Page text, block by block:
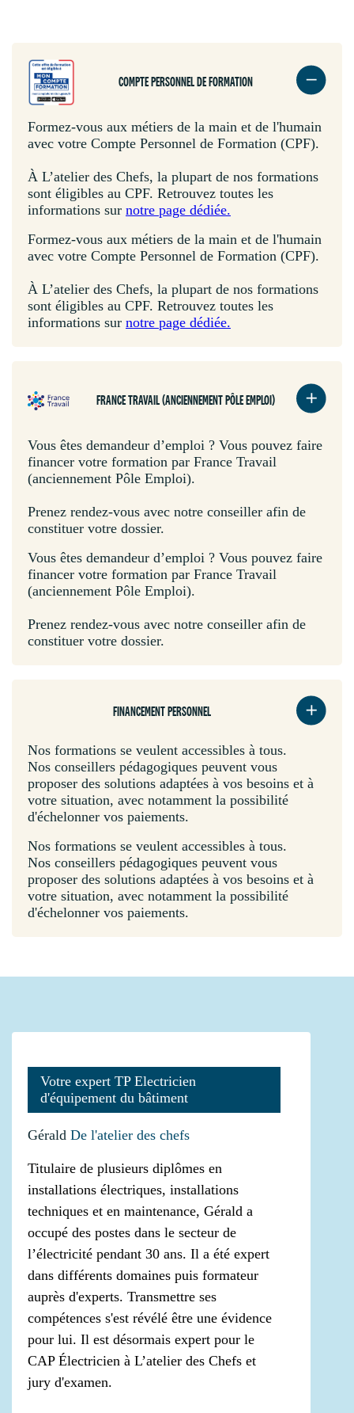
COMPTE PERSONNEL DE FORMATION
Formez-vous aux métiers de la main et de l'humain
avec votre Compte Personnel de Formation (CPF).
À L’atelier des Chefs, la plupart de nos formations
sont éligibles au CPF. Retrouvez toutes les
informations sur notre page dédiée.
Formez-vous aux métiers de la main et de l'humain
avec votre Compte Personnel de Formation (CPF).
À L’atelier des Chefs, la plupart de nos formations
sont éligibles au CPF. Retrouvez toutes les
informations sur notre page dédiée.
FRANCE TRAVAIL (ANCIENNEMENT PÔLE EMPLOI)
Vous êtes demandeur d’emploi ? Vous pouvez faire
financer votre formation par France Travail
(anciennement Pôle Emploi).
Prenez rendez-vous avec notre conseiller afin de
constituer votre dossier.
Vous êtes demandeur d’emploi ? Vous pouvez faire
financer votre formation par France Travail
(anciennement Pôle Emploi).
Prenez rendez-vous avec notre conseiller afin de
constituer votre dossier.
FINANCEMENT PERSONNEL
Nos formations se veulent accessibles à tous.
Nos conseillers pédagogiques peuvent vous
proposer des solutions adaptées à vos besoins et à
votre situation, avec notamment la possibilité
d'échelonner vos paiements.
Nos formations se veulent accessibles à tous.
Nos conseillers pédagogiques peuvent vous
proposer des solutions adaptées à vos besoins et à
votre situation, avec notamment la possibilité
d'échelonner vos paiements.
Votre expert TP Electricien
d'équipement du bâtiment
Gérald De l'atelier des chefs
Titulaire de plusieurs diplômes en
installations électriques, installations
techniques et en maintenance, Gérald a
occupé des postes dans le secteur de
l’électricité pendant 30 ans. Il a été expert
dans différents domaines puis formateur
auprès d'experts. Transmettre ses
compétences s'est révélé être une évidence
pour lui. Il est désormais expert pour le
CAP Électricien à L’atelier des Chefs et
jury d'examen.